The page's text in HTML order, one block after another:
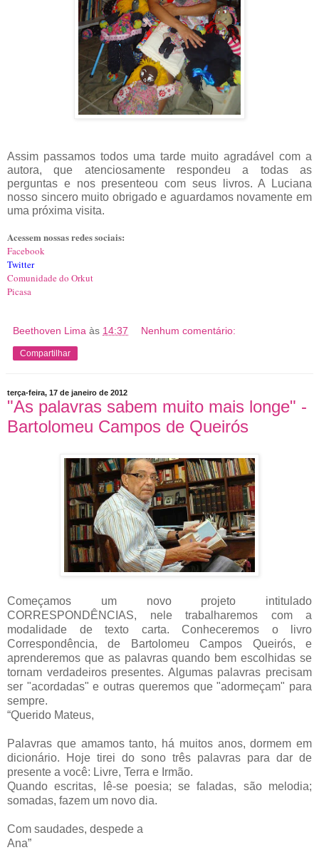
Assim passamos todos uma tarde muito agradável com a
autora, que atenciosamente respondeu a todas as
perguntas e nos presenteou com seus livros. A Luciana
nosso sincero muito obrigado e aguardamos novamente em
uma próxima visita.
Acessem nossas redes sociais:
Facebook
Twitter
Comunidade do Orkut
Picasa
Beethoven Lima às 14:37 Nenhum comentário:
Compartilhar
terça-feira, 17 de janeiro de 2012
"As palavras sabem muito mais longe" -
Bartolomeu Campos de Queirós
Começamos um novo projeto intitulado
CORRESPONDÊNCIAS, nele trabalharemos com a
modalidade de texto carta. Conheceremos o livro
Correspondência, de Bartolomeu Campos Queirós, e
aprenderemos que as palavras quando bem escolhidas se
tornam verdadeiros presentes. Algumas palavras precisam
ser "acordadas" e outras queremos que "adormeçam" para
sempre.
“Querido Mateus,
Palavras que amamos tanto, há muitos anos, dormem em
dicionário. Hoje tirei do sono três palavras para dar de
presente a você: Livre, Terra e Irmão.
Quando escritas, lê-se poesia; se faladas, são melodia;
somadas, fazem um novo dia.
Com saudades, despede a
Ana”